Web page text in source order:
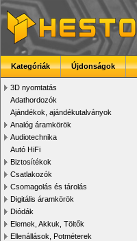
Kategóriák Újdonságok
3D nyomtatás
Adathordozók
Ajándékok, ajándékutalványok
Analóg áramkörök
Audiotechnika
Autó HiFi
Biztosítékok
Csatlakozók
Csomagolás és tárolás
Digitális áramkörök
Diódák
Elemek, Akkuk, Töltők
Ellenállások, Potméterek